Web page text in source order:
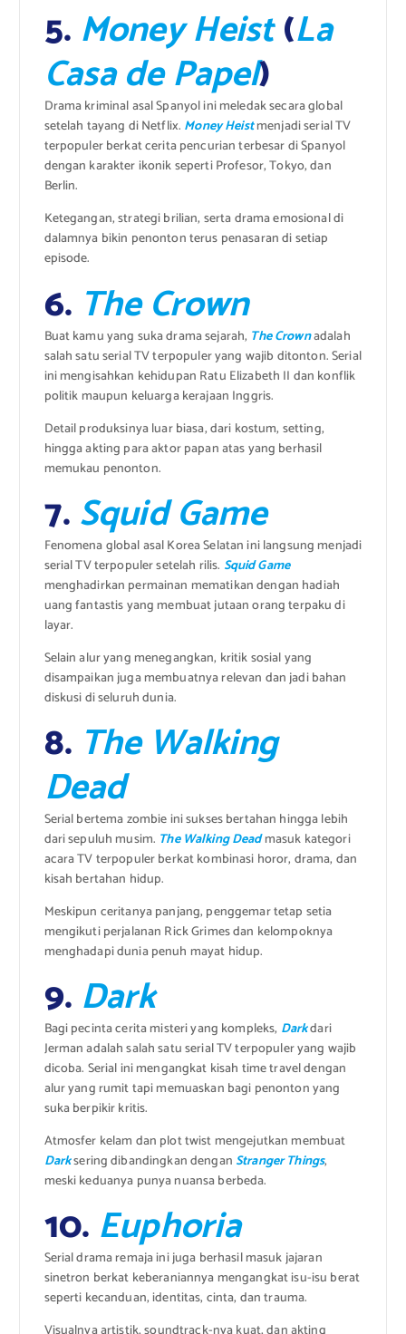
5. Money Heist(La
Casa de Papel)
Drama kriminal asal Spanyol ini meledak secara global
setelah tayang di Netflix. Money Heistmenjadi serial TV
terpopuler berkat cerita pencurian terbesar di Spanyol
dengan karakter ikonik seperti Profesor, Tokyo, dan
Berlin.
Ketegangan, strategi brilian, serta drama emosional di
dalamnya bikin penonton terus penasaran di setiap
episode.
6. The Crown
Buat kamu yang suka drama sejarah, The Crownadalah
salah satu serial TV terpopuler yang wajib ditonton. Serial
ini mengisahkan kehidupan Ratu Elizabeth II dan konflik
politik maupun keluarga kerajaan Inggris.
Detail produksinya luar biasa, dari kostum, setting,
hingga akting para aktor papan atas yang berhasil
memukau penonton.
7.Squid Game
Fenomena global asal Korea Selatan ini langsung menjadi
serial TV terpopuler setelah rilis. Squid Game
menghadirkan permainan mematikan dengan hadiah
uang fantastis yang membuat jutaan orang terpaku di
layar.
Selain alur yang menegangkan, kritik sosial yang
disampaikan juga membuatnya relevan dan jadi bahan
diskusi di seluruh dunia.
8. The Walking
Dead
Serial bertema zombie ini sukses bertahan hingga lebih
dari sepuluh musim. The Walking Deadmasuk kategori
acara TV terpopuler berkat kombinasi horor, drama, dan
kisah bertahan hidup.
Meskipun ceritanya panjang, penggemar tetap setia
mengikuti perjalanan Rick Grimes dan kelompoknya
menghadapi dunia penuh mayat hidup.
9. Dark
Bagi pecinta cerita misteri yang kompleks, Darkdari
Jerman adalah salah satu serial TV terpopuler yang wajib
dicoba. Serial ini mengangkat kisah time travel dengan
alur yang rumit tapi memuaskan bagi penonton yang
suka berpikir kritis.
Atmosfer kelam dan plot twist mengejutkan membuat
Darksering dibandingkan dengan Stranger Things,
meski keduanya punya nuansa berbeda.
10. Euphoria
Serial drama remaja ini juga berhasil masuk jajaran
sinetron berkat keberaniannya mengangkat isu-isu berat
seperti kecanduan, identitas, cinta, dan trauma.